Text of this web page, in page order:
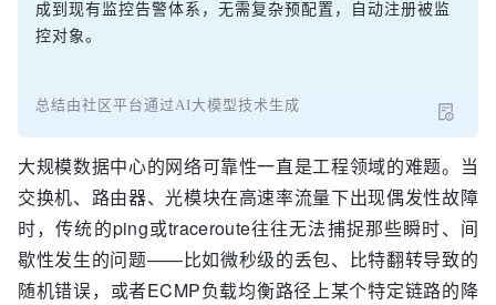
成到现有监控告警体系，无需复杂预配置，自动注册被监
控对象。
总结由社区平台通过AI大模型技术生成
大规模数据中心的网络可靠性一直是工程领域的难题。当
交换机、路由器、光模块在高速率流量下出现偶发性故障
时，传统的ping或traceroute往往无法捕捉那些瞬时、间
歇性发生的问题——比如微秒级的丢包、比特翻转导致的
随机错误，或者ECMP负载均衡路径上某个特定链路的降